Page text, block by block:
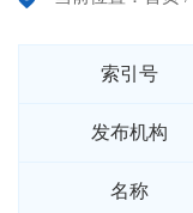
索引号
发布机构
名称